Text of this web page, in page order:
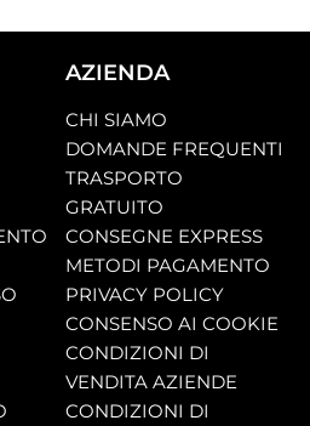
AZIENDA
CHI SIAMO
DOMANDE FREQUENTI
TRASPORTO
GRATUITO
CONSEGNE EXPRESS
METODI PAGAMENTO
PRIVACY POLICY
CONSENSO AI COOKIE
CONDIZIONI DI
VENDITA AZIENDE
CONDIZIONI DI